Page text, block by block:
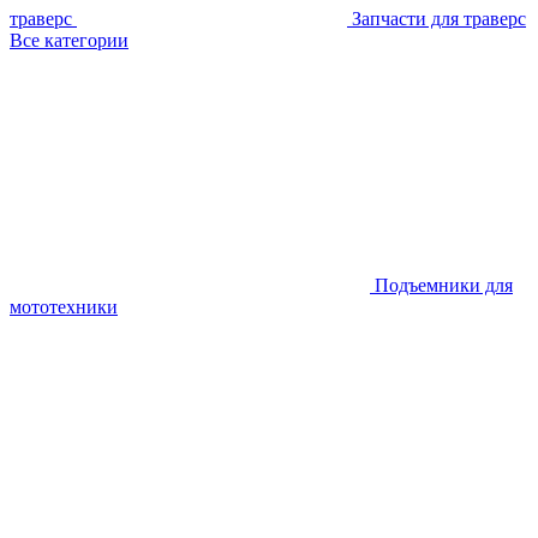
траверс
Запчасти для траверс
Все категории
Подъемники для
мототехники